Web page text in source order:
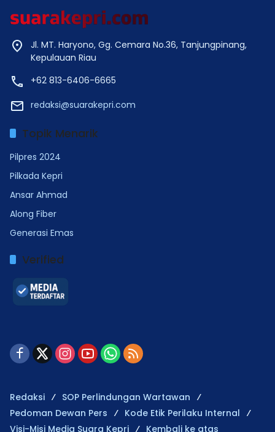
Jl. MT. Haryono, Gg. Cemara No.36, Tanjungpinang,
Kepulauan Riau
+62 813-6406-6665
redaksi@suarakepri.com
Topik Menarik
Pilpres 2024
Pilkada Kepri
Ansar Ahmad
Along Fiber
Generasi Emas
Verified
Redaksi
SOP Perlindungan Wartawan
Pedoman Dewan Pers
Kode Etik Perilaku Internal
Visi-Misi Media Suara Kepri
Kembali ke atas